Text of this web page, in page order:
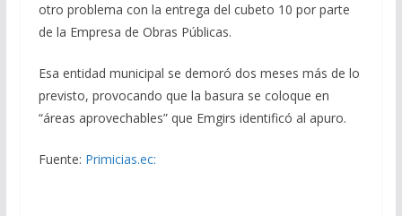
otro problema con la entrega del cubeto 10 por parte
de la Empresa de Obras Públicas.
Esa entidad municipal se demoró dos meses más de lo
previsto, provocando que la basura se coloque en
“áreas aprovechables” que Emgirs identificó al apuro.
Fuente: Primicias.ec: